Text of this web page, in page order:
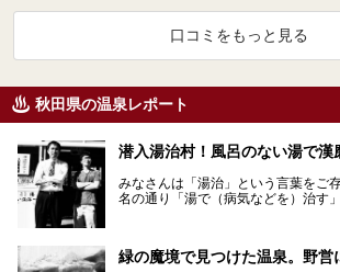
口コミをもっと見る
秋田県の温泉レポート
潜入湯治村！風呂のない湯で漢
みなさんは「湯治」という言葉をご
名の通り「湯で（病気などを）治す
緑の魔境で見つけた温泉。野営